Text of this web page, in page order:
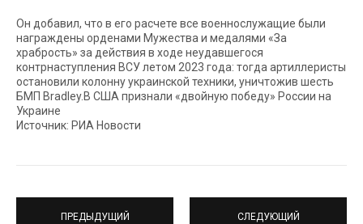
Он добавил, что в его расчете все военнослужащие были
награждены орденами Мужества и медалями «За
храбрость» за действия в ходе неудавшегося
контрнаступления ВСУ летом 2023 года: тогда артиллеристы
остановили колонну украинской техники, уничтожив шесть
БМП Bradley.В США признали «двойную победу» России на
Украине
Источник: РИА Новости
ПРЕДЫДУЩИЙ СЛЕДУЮЩИЙ